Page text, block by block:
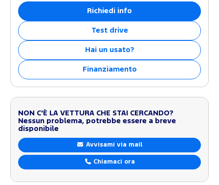
Richiedi info
Test drive
Hai un usato?
Finanziamento
NON C'È LA VETTURA CHE STAI CERCANDO?
Nessun problema, potrebbe essere a breve
disponibile
Avvisami via mail
Chiamaci ora